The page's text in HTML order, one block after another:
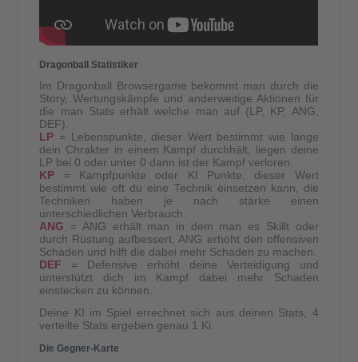
Dragonball Statistiker
Im Dragonball Browsergame bekommt man durch die
Story, Wertungskämpfe und anderweitige Aktionen für
die man Stats erhält welche man auf (LP, KP, ANG,
DEF).
LP = Lebenspunkte, dieser Wert bestimmt wie lange
dein Chrakter in einem Kampf durchhält, liegen deine
LP bei 0 oder unter 0 dann ist der Kampf verloren.
KP = Kampfpunkte oder KI Punkte, dieser Wert
bestimmt wie oft du eine Technik einsetzen kann, die
Techniken haben je nach stärke einen
unterschiedlichen Verbrauch.
ANG = ANG erhält man in dem man es Skillt oder
durch Rüstung aufbessert, ANG erhöht den offensiven
Schaden und hilft die dabei mehr Schaden zu machen.
DEF = Defensive erhöht deine Verteidigung und
unterstützt dich im Kampf dabei mehr Schaden
einstecken zu können.
Deine KI im Spiel errechnet sich aus deinen Stats, 4
verteilte Stats ergeben genau 1 Ki.
Die Gegner-Karte